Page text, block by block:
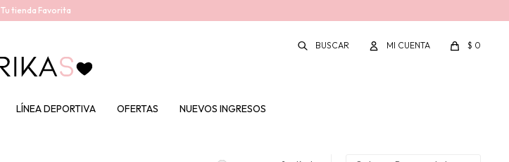
Tu tienda Favorita
LÍNEA DEPORTIVA OFERTAS NUEVOS INGRESOS
$ 0